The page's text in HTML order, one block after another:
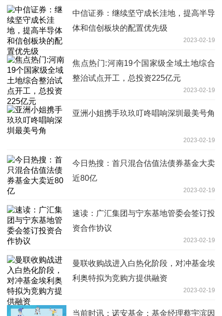
中信证券：继续坚守成长洼地，提高半导
体和信创板块的配置优先级
2023-02-19
焦点热门:河南19个国家级全域土地综合
整治试点开工，总投资225亿元
2023-02-19
亚洲小姐携手玖玖叮咚唱响深圳最美号角
2023-02-19
今日热搜：首只混合估值法债券基金大卖
近80亿
2023-02-19
速读：广汇集团与宁东基地管委会签订投
资合作协议
2023-02-19
曼联收购战进入白热化阶段，对冲基金埃
利奥特拟为竞购方提供融资
2023-02-19
当前时讯：诺安基金：基金经理蔡宇滨因